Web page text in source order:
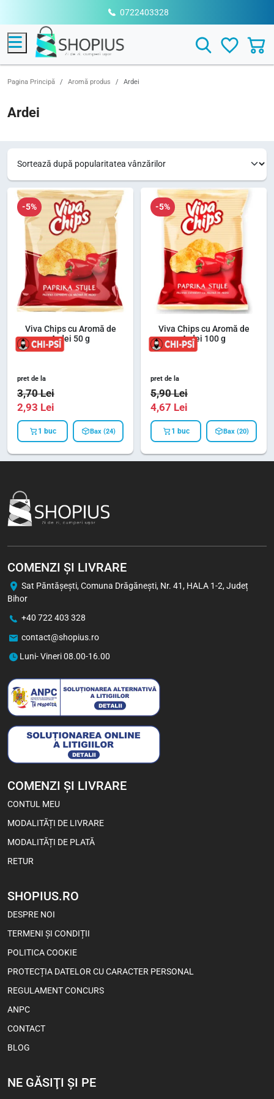
0722403328
Menu Search
Pagina Principă Aromă produs Ardei
Ardei
-5%
Viva Chips cu Aromă de
Ardei 50 g
pret de la
3,70Lei
2,93 Lei
1 buc Bax (24)
-5%
Viva Chips cu Aromă de
Ardei 100 g
pret de la
5,90Lei
4,67 Lei
1 buc Bax (20)
COMENZI ȘI LIVRARE
Sat Păntăşeşti, Comuna Drăgăneşti, Nr. 41, HALA 1-2, Județ
Bihor
+40 722 403 328
contact@shopius.ro
Luni- Vineri 08.00-16.00
COMENZI ȘI LIVRARE
CONTUL MEU
MODALITĂȚI DE LIVRARE
MODALITĂȚI DE PLATĂ
RETUR
SHOPIUS.RO
DESPRE NOI
TERMENI ȘI CONDIȚII
POLITICA COOKIE
PROTECȚIA DATELOR CU CARACTER PERSONAL
REGULAMENT CONCURS
ANPC
CONTACT
BLOG
NE GĂSIŢI ŞI PE